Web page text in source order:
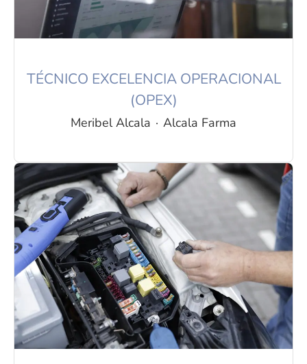
TÉCNICO EXCELENCIA OPERACIONAL
(OPEX)
Meribel Alcala · Alcala Farma